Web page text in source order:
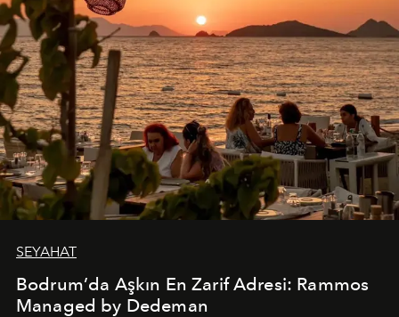
SEYAHAT
Bodrum’da Aşkın En Zarif Adresi: Rammos
Managed by Dedeman